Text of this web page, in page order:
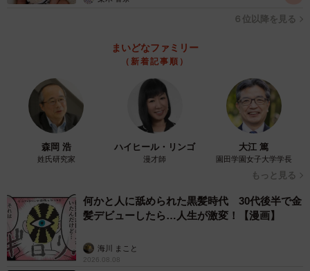
６位以降を見る
まいどなファミリー
（新着記事順）
森岡 浩
姓氏研究家
ハイヒール・リンゴ
漫才師
大江 篤
園田学園女子大学学長
もっと見る
何かと人に舐められた黒髪時代 30代後半で金
髪デビューしたら…人生が激変！【漫画】
海川 まこと
2026.08.08